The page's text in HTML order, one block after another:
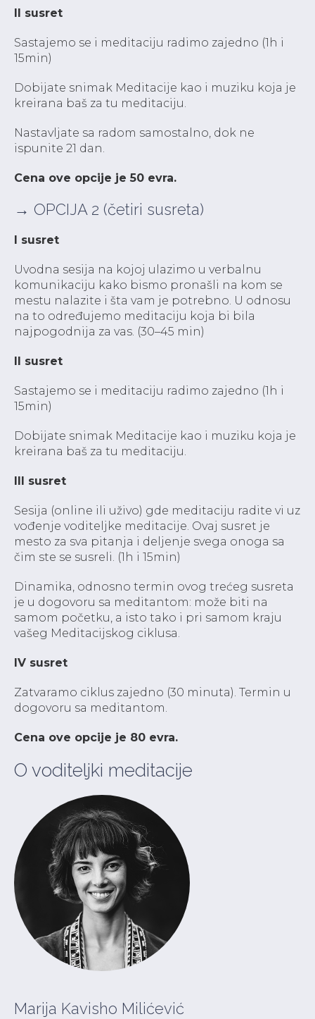
II susret
Sastajemo se i meditaciju radimo zajedno (1h i
15min)
Dobijate snimak Meditacije kao i muziku koja je
kreirana baš za tu meditaciju.
Nastavljate sa radom samostalno, dok ne
ispunite 21 dan.
Cena ove opcije je 50 evra.
→ OPCIJA 2 (četiri susreta)
I susret
Uvodna sesija na kojoj ulazimo u verbalnu
komunikaciju kako bismo pronašli na kom se
mestu nalazite i šta vam je potrebno. U odnosu
na to određujemo meditaciju koja bi bila
najpogodnija za vas. (30–45 min)
II susret
Sastajemo se i meditaciju radimo zajedno (1h i
15min)
Dobijate snimak Meditacije kao i muziku koja je
kreirana baš za tu meditaciju.
III susret
Sesija (online ili uživo) gde meditaciju radite vi uz
vođenje voditeljke meditacije. Ovaj susret je
mesto za sva pitanja i deljenje svega onoga sa
čim ste se susreli. (1h i 15min)
Dinamika, odnosno termin ovog trećeg susreta
je u dogovoru sa meditantom: može biti na
samom početku, a isto tako i pri samom kraju
vašeg Meditacijskog ciklusa.
IV susret
Zatvaramo ciklus zajedno (30 minuta). Termin u
dogovoru sa meditantom.
Cena ove opcije je 80 evra.
O voditeljki meditacije
Marija Kavisho Milićević